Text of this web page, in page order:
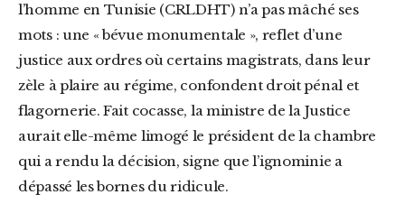
l’homme en Tunisie (CRLDHT) n’a pas mâché ses
mots : une « bévue monumentale », reflet d’une
justice aux ordres où certains magistrats, dans leur
zèle à plaire au régime, confondent droit pénal et
flagornerie. Fait cocasse, la ministre de la Justice
aurait elle-même limogé le président de la chambre
qui a rendu la décision, signe que l’ignominie a
dépassé les bornes du ridicule.